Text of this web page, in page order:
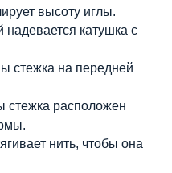
высоту иглы.
катушка с
стежка на передней
стежка расположен
нить, чтобы она